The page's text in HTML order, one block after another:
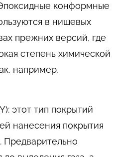
конформные
в нишевых
прежних версий, где
степень химической
например,
этот тип покрытий
нанесения покрытия
Предварительно